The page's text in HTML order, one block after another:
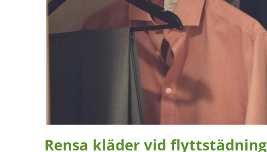
Rensa kläder vid flyttstädning